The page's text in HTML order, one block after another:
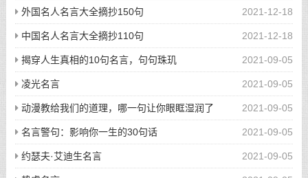
2021-12-18
外国名人名言大全摘抄150句
2021-12-18
中国名人名言大全摘抄110句
2021-09-05
揭穿人生真相的10句名言，句句珠玑
2021-09-05
凌光名言
2021-09-05
动漫教给我们的道理，哪一句让你眼眶湿润了
2021-09-05
名言警句：影响你一生的30句话
2021-09-05
约瑟夫·艾迪生名言